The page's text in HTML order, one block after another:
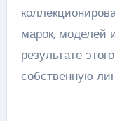
марок, моделей
результате
собственную